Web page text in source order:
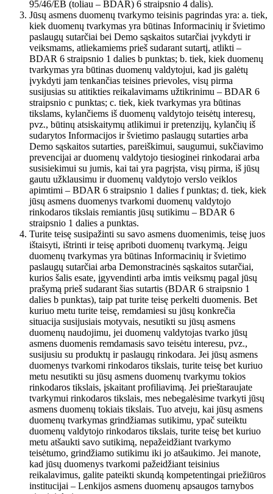
95/46/EB (toliau – BDAR) 6 straipsnio 4 dalis).
Jūsų asmens duomenų tvarkymo teisinis pagrindas yra: a. tiek,
kiek duomenų tvarkymas yra būtinas Informacinių ir švietimo
paslaugų sutarčiai bei Demo sąskaitos sutarčiai įvykdyti ir
veiksmams, atliekamiems prieš sudarant sutartį, atlikti –
BDAR 6 straipsnio 1 dalies b punktas; b. tiek, kiek duomenų
tvarkymas yra būtinas duomenų valdytojui, kad jis galėtų
įvykdyti jam tenkančias teisines prievoles, visų pirma
susijusias su atitikties reikalavimams užtikrinimu – BDAR 6
straipsnio c punktas; c. tiek, kiek tvarkymas yra būtinas
tikslams, kylančiems iš duomenų valdytojo teisėtų interesų,
pvz., būtinų atsiskaitymų atlikimui ir pretenzijų, kylančių iš
sudarytos Informacijos ir švietimo paslaugų sutarties arba
Demo sąskaitos sutarties, pareiškimui, saugumui, sukčiavimo
prevencijai ar duomenų valdytojo tiesioginei rinkodarai arba
susisiekimui su jumis, kai tai yra pagrįsta, visų pirma, iš jūsų
gautu užklausimu ir duomenų valdytojo verslo veiklos
apimtimi – BDAR 6 straipsnio 1 dalies f punktas; d. tiek, kiek
jūsų asmens duomenys tvarkomi duomenų valdytojo
rinkodaros tikslais remiantis jūsų sutikimu – BDAR 6
straipsnio 1 dalies a punktas.
Turite teisę susipažinti su savo asmens duomenimis, teisę juos
ištaisyti, ištrinti ir teisę apriboti duomenų tvarkymą. Jeigu
duomenų tvarkymas yra būtinas Informacinių ir švietimo
paslaugų sutarčiai arba Demonstracinės sąskaitos sutarčiai,
kurios šalis esate, įgyvendinti arba imtis veiksmų pagal jūsų
prašymą prieš sudarant šias sutartis (BDAR 6 straipsnio 1
dalies b punktas), taip pat turite teisę perkelti duomenis. Bet
kuriuo metu turite teisę, remdamiesi su jūsų konkrečia
situacija susijusiais motyvais, nesutikti su jūsų asmens
duomenų naudojimu, jei duomenų valdytojas tvarko jūsų
asmens duomenis remdamasis savo teisėtu interesu, pvz.,
susijusiu su produktų ir paslaugų rinkodara. Jei jūsų asmens
duomenys tvarkomi rinkodaros tikslais, turite teisę bet kuriuo
metu nesutikti su jūsų asmens duomenų tvarkymu tokios
rinkodaros tikslais, įskaitant profiliavimą. Jei prieštaraujate
tvarkymui rinkodaros tikslais, mes nebegalėsime tvarkyti jūsų
asmens duomenų tokiais tikslais. Tuo atveju, kai jūsų asmens
duomenų tvarkymas grindžiamas sutikimu, ypač suteiktu
duomenų valdytojo rinkodaros tikslais, turite teisę bet kuriuo
metu atšaukti savo sutikimą, nepažeidžiant tvarkymo
teisėtumo, grindžiamo sutikimu iki jo atšaukimo. Jei manote,
kad jūsų duomenys tvarkomi pažeidžiant teisinius
reikalavimus, galite pateikti skundą kompetentingai priežiūros
institucijai – Lenkijos asmens duomenų apsaugos tarnybos